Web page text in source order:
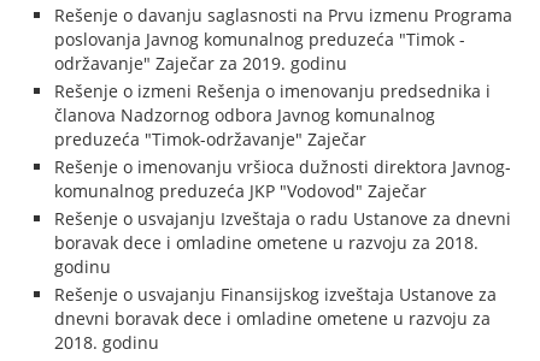
Rešenje o davanju saglasnosti na Prvu izmenu Programa
poslovanja Javnog komunalnog preduzeća "Timok -
održavanje" Zaječar za 2019. godinu
Rešenje o izmeni Rešenja o imenovanju predsednika i
članova Nadzornog odbora Javnog komunalnog
preduzeća "Timok-održavanje" Zaječar
Rešenje o imenovanju vršioca dužnosti direktora Javnog-
komunalnog preduzeća JKP "Vodovod" Zaječar
Rešenje o usvajanju Izveštaja o radu Ustanove za dnevni
boravak dece i omladine ometene u razvoju za 2018.
godinu
Rešenje o usvajanju Finansijskog izveštaja Ustanove za
dnevni boravak dece i omladine ometene u razvoju za
2018. godinu